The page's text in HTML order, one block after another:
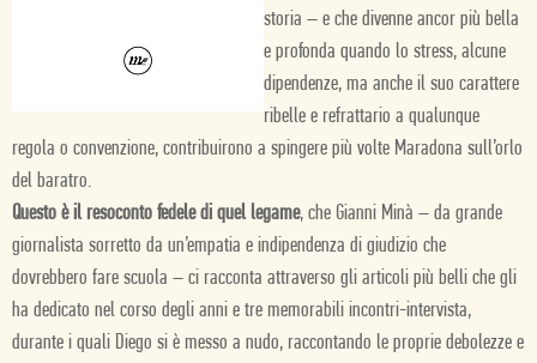
storia – e che divenne ancor più bella
e profonda quando lo stress, alcune
dipendenze, ma anche il suo carattere
ribelle e refrattario a qualunque
regola o convenzione, contribuirono a spingere più volte Maradona sull’orlo
del baratro.
Questo è il resoconto fedele di quel legame, che Gianni Minà – da grande
giornalista sorretto da un’empatia e indipendenza di giudizio che
dovrebbero fare scuola – ci racconta attraverso gli articoli più belli che gli
ha dedicato nel corso degli anni e tre memorabili incontri-intervista,
durante i quali Diego si è messo a nudo, raccontando le proprie debolezze e